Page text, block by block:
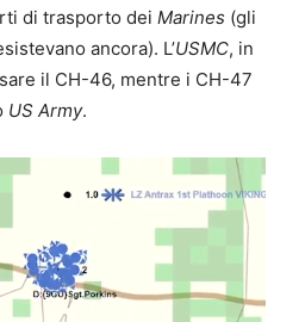
di trasporto dei Marines (gli
ancora). L’USMC, in
il CH-46, mentre i CH-47
US Army.